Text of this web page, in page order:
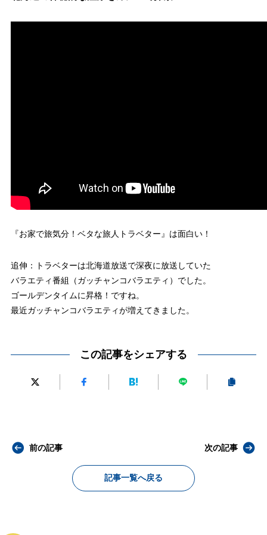
『お家で旅気分！ベタな旅人トラベター』は面白い！
追伸：トラベターは北海道放送で深夜に放送していた
バラエティ番組（ガッチャンコバラエティ）でした。
ゴールデンタイムに昇格！ですね。
最近ガッチャンコバラエティが増えてきました。
この記事をシェアする
前の記事
記事一覧へ戻る
次の記事